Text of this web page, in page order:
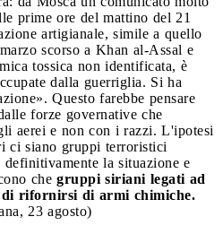
prime ore del mattino del 21
artigianale, simile a quello
scorso a Khan al-Assal e
tossica non identificata, è
dalla guerriglia. Si ha
Questo farebbe pensare
forze governative che
aerei e non con i razzi. L'ipotesi
ci siano gruppi terroristici
la situazione e
che gruppi siriani legati ad
di rifornirsi di armi chimiche.
23 agosto)